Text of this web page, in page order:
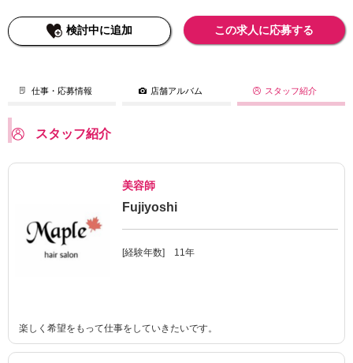
検討中に追加 この求人に応募する
仕事・応募情報 店舗アルバム スタッフ紹介
スタッフ紹介
美容師
Fujiyoshi
[経験年数] 11年
楽しく希望をもって仕事をしていきたいです。